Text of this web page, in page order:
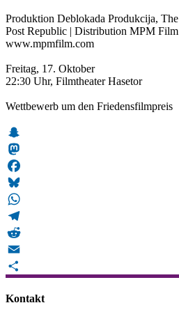
Produktion Deblokada Produkcija,
Post Republic | Distribution MPM
www.mpmfilm.com
Freitag, 17. Oktober
22:30 Uhr, Filmtheater Hasetor
Wettbewerb um den Friedensfilmpreis
Snapchat
Mastodon
Facebook
Bluesky
WhatsApp
Telegram
Reddit
Email
Kontakt